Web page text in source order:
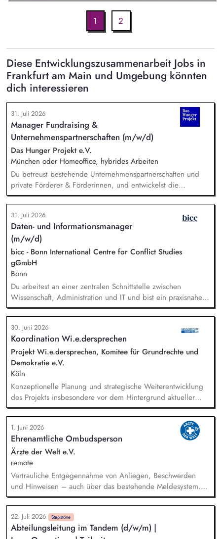
1 2
Diese Entwicklungszusammenarbeit Jobs in
Frankfurt am Main und Umgebung könnten
dich interessieren
31. Juli 2026
Manager Fundraising &
Unternehmenspartnerschaften (m/w/d)
Das Hunger Projekt e.V.
München oder Homeoffice, hybrides Arbeiten
Du betreust bestehende Unternehmenspartnerschaften und
private Förderer & Förderinnen, und entwickelst die
Zusammenarbeit systematisch weiter. Du identifizierst neue
Unternehmen und Förderer & Förderinnen und sprichst sie
aktiv an. Du planst und setzt Fundraising-Maßnahmen
eigenständig um und verfolgst deren Ergebnisse. Du
arbeitest eng mit der Landesdirektion, dem Marketing und
unseren Programmkollegen zusammen.
31. Juli 2026
Daten- und Informationsmanager
(m/w/d)
bicc - Bonn International Centre for Conflict Studies
gGmbH
Bonn
Du arbeitest an einer zentralen Schnittstelle zwischen
Wissenschaft, Administration und IT und bist ein praxisnaher
Allrounder in den verschiedenen Themenbereichen. In dieser
Rolle betreust Du unsere Bibliothek, entwickelst unser
Forschungsinformationssystem (FIS) und das institutionelle
Forschungsdatenmanagement (FDM) weiter. Du sicherst die
Qualität und Nachvollziehbarkeit von
Forschungsinformationen und unterstützt durch Analysen,
Kennzahlen und Berichte die strategische Steuerung des
Instituts.
30. Juni 2026
Koordination Wi.e.dersprechen
Projekt Wi.e.dersprechen, Komitee für Grundrechte und
Demokratie e.V.
Köln
Konzeptionelle Planung und strategische Weiterentwicklung
des Projekts insbesondere vor dem Hintergrund aktueller
politischer Entwicklungen in den Projektregionen,
Öffentlichkeitsarbeit Print und web in Deutsch und Englisch,
Vertretung des Projekts bei Vorträgen, Netzwerk- u.
Fundraisingveranstaltungen, Weiterentwicklung des
Privatspendenfundraisings, regelmäßige Kommunikation mit
und das Gewinnen von (neuen) Spender*innen, Organisation
und Begleitung der etwa jährlich stattfindenden
Dialogseminare.
1. Juni 2026
Ehrenamtliche Ombudsperson
Ärzte der Welt e.V.
remote
Vertrauliche Entgegennahme von Anliegen, Beschwerden
und Hinweisen – auch über das bestehende Meldesystem.
Vermittlung bei Konflikten und Unterstützung bei
Klärungsprozessen. Konzeption und Durchführung von
Schulungen und Sensibilisierungsformaten. Mitwirkung an der
Weiterentwicklung von Leitlinien, Verhaltenskodizes und dem
22. Juli 2026 Stepstone
Abteilungsleitung im Tandem (d/w/m) |